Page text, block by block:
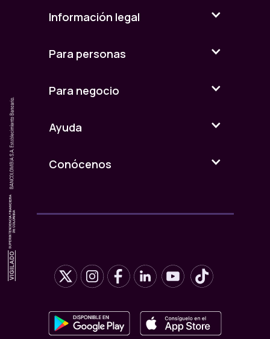
Información legal
Para personas
Para negocio
Ayuda
Conócenos